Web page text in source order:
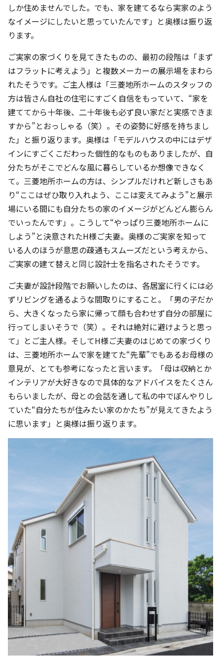
しか住めませんでした。でも、家を建てるなら実家のよう
なイメージにしたいと思っていたんです」と奥様は振り返
ります。
ご実家の家づくりを見てきたものの、最初の段階は「まず
はフラットに考えよう」と複数メーカーの展示場をまわら
れたそうです。ご主人様は「三菱地所ホームのスタッフの
方は皆さん自社の住宅にすごく自信をもっていて、“家を
建ててから十年後、二十年後も必ず良い家だと実感できま
すから”とおっしゃる（笑）。その姿勢に好感を持ちまし
た」と振り返ります。奥様は「モデルハウスの中にはデザ
インにすごくこだわった個性的なものもありましたが、自
分たちがそこでどんな風に暮らしているか想像できなく
て。三菱地所ホームの方は、シンプルだけれど新しさもあ
り“ここはぜひ取り入れよう、ここは変えてみよう”と展示
場にいる間にも自分たちの家のイメージがどんどん膨らん
でいったんです」。こうして“やっぱり三菱地所ホームに
しよう”と決意されたH様ご夫妻。奥様のご実家を知って
いる人のほうが意思の疎通もスムーズだという考えから、
ご実家の建て替えと同じ設計士を指名されたそうです。
ご夫妻が設計段階でお願いしたのは、各居室に行くには必
ずリビングを通るような間取りにすること。「男の子だか
ら、大きくなったら家に帰って顔も合わせず自分の部屋に
行ってしまいそうで（笑）。それは絶対に避けようと思っ
て」とご主人様。そしてH様ご夫妻のはじめての家づくり
は、三菱地所ホームで家を建てた“先輩”でもあるお母様の
意見が、とても参考になったと言います。「母は収納とか
インテリアが大好きなので具体的なアドバイスをたくさん
もらいましたが、母との会話を通して私の中でぼんやりし
ていた“自分たちが住みたい家のかたち”が見えてきたよう
に思います」と奥様は振り返ります。